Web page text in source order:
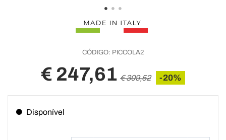
CÓDIGO: PICCOLA2
€ 247,61 € 309,52 -20%
Disponível